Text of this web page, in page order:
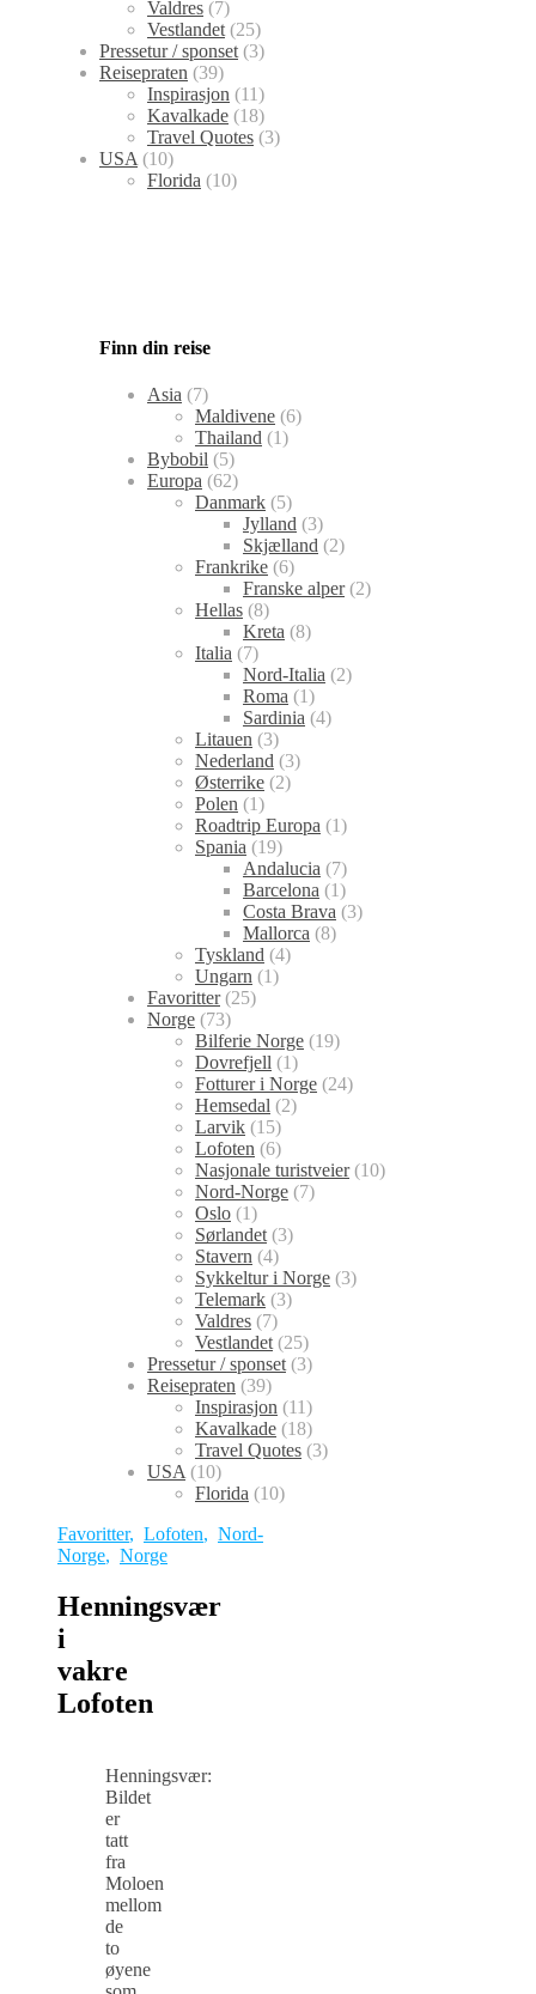
Valdres (7)
Vestlandet (25)
Pressetur / sponset (3)
Reisepraten (39)
Inspirasjon (11)
Kavalkade (18)
Travel Quotes (3)
USA (10)
Florida (10)
Finn din reise
Asia (7)
Maldivene (6)
Thailand (1)
Bybobil (5)
Europa (62)
Danmark (5)
Jylland (3)
Skjælland (2)
Frankrike (6)
Franske alper(2)
Hellas (8)
Kreta (8)
Italia (7)
Nord-Italia (2)
Roma (1)
Sardinia (4)
Litauen (3)
Nederland (3)
Østerrike (2)
Polen (1)
Roadtrip Europa (1)
Spania (19)
Andalucia (7)
Barcelona (1)
Costa Brava (3)
Mallorca (8)
Tyskland (4)
Ungarn (1)
Favoritter(25)
Norge (73)
Bilferie Norge (19)
Dovrefjell (1)
Fotturer i Norge (24)
Hemsedal (2)
Larvik (15)
Lofoten (6)
Nasjonale turistveier(10)
Nord-Norge (7)
Oslo (1)
Sørlandet (3)
Stavern (4)
Sykkeltur i Norge (3)
Telemark (3)
Valdres (7)
Vestlandet (25)
Pressetur / sponset (3)
Reisepraten (39)
Inspirasjon (11)
Kavalkade (18)
Travel Quotes (3)
USA (10)
Florida (10)
Favoritter, Lofoten, Nord-
Norge, Norge
Henningsvær
i
vakre
Lofoten
Henningsvær:
Bildet
er
tatt
fra
Moloen
mellom
de
to
øyene